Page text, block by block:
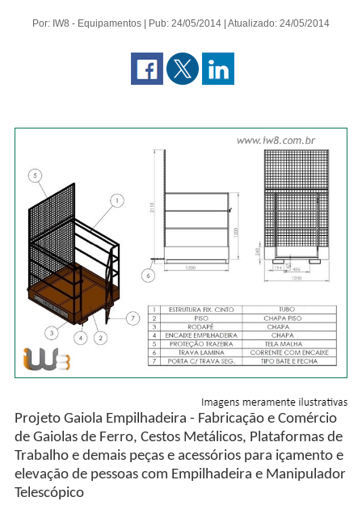
Por: IW8 - Equipamentos | Pub: 24/05/2014 | Atualizado: 24/05/2014
Projeto Gaiola Empilhadeira - Fabricação e Comércio
de Gaiolas de Ferro, Cestos Metálicos, Plataformas de
Trabalho e demais peças e acessórios para içamento e
elevação de pessoas com Empilhadeira e Manipulador
Telescópico